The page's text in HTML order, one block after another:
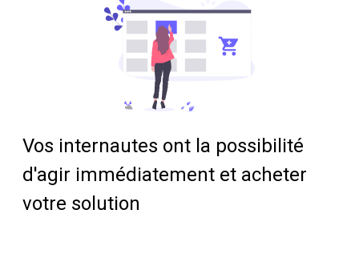
Vos internautes ont la possibilité
d'agir immédiatement et acheter
votre solution